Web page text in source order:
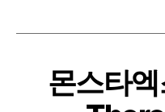
몬스타